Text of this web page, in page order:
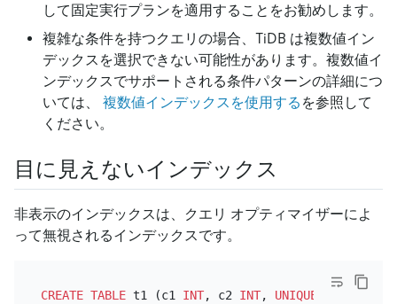
して固定実行プランを適用することをお勧めします。
複雑な条件を持つクエリの場合、TiDB は複数値イン
デックスを選択できない可能性があります。複数値イ
ンデックスでサポートされる条件パターンの詳細につ
いては、 複数値インデックスを使用する を参照して
ください。
目に見えないインデックス
非表示のインデックスは、クエリ オプティマイザーによ
って無視されるインデックスです。
CREATE TABLE t1 (c1 INT, c2 INT, UNIQUE